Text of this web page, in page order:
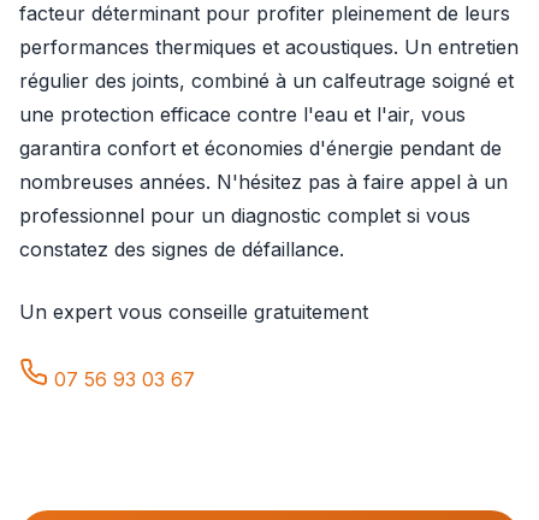
facteur déterminant pour profiter pleinement de leurs
performances thermiques et acoustiques. Un entretien
régulier des joints, combiné à un calfeutrage soigné et
une protection efficace contre l'eau et l'air, vous
garantira confort et économies d'énergie pendant de
nombreuses années. N'hésitez pas à faire appel à un
professionnel pour un diagnostic complet si vous
constatez des signes de défaillance.
Un expert vous conseille gratuitement
07 56 93 03 67